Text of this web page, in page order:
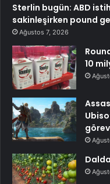
Sterlin bugün: ABD
sakinleşirken pound
Ağustos 7, 2026
10